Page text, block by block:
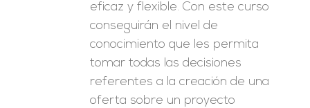
eficaz y flexible. Con este curso
conseguirán el nivel de
conocimiento que les permita
tomar todas las decisiones
referentes a la creación de una
oferta sobre un proyecto